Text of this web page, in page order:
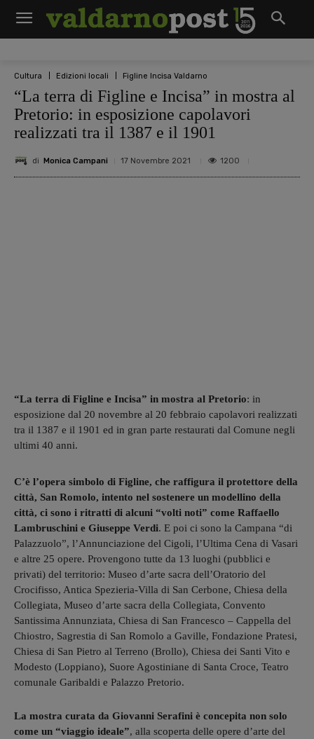
Cultura Edizioni locali Figline Incisa Valdarno
“La terra di Figline e Incisa” in mostra al
Pretorio: in esposizione capolavori
realizzati tra il 1387 e il 1901
di Monica Campani 17 Novembre 2021 1200
“La terra di Figline e Incisa” in mostra al Pretorio: in
esposizione dal 20 novembre al 20 febbraio capolavori realizzati
tra il 1387 e il 1901 ed in gran parte restaurati dal Comune negli
ultimi 40 anni.
C’è l’opera simbolo di Figline, che raffigura il protettore della
città, San Romolo, intento nel sostenere un modellino della
città, ci sono i ritratti di alcuni “volti noti” come Raffaello
Lambruschini e Giuseppe Verdi. E poi ci sono la Campana “di
Palazzuolo”, l’Annunciazione del Cigoli, l’Ultima Cena di Vasari
e altre 25 opere. Provengono tutte da 13 luoghi (pubblici e
privati) del territorio: Museo d’arte sacra dell’Oratorio del
Crocifisso, Antica Spezieria-Villa di San Cerbone, Chiesa della
Collegiata, Museo d’arte sacra della Collegiata, Convento
Santissima Annunziata, Chiesa di San Francesco – Cappella del
Chiostro, Sagrestia di San Romolo a Gaville, Fondazione Pratesi,
Chiesa di San Pietro al Terreno (Brollo), Chiesa dei Santi Vito e
Modesto (Loppiano), Suore Agostiniane di Santa Croce, Teatro
comunale Garibaldi e Palazzo Pretorio.
La mostra curata da Giovanni Serafini è concepita non solo
come un “viaggio ideale”, alla scoperta delle opere d’arte del